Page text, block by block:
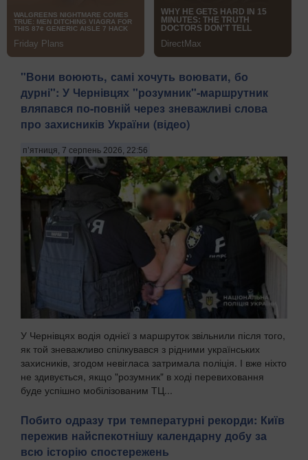
​"Вони воюють, самі хочуть воювати, бо
дурні": У Чернівцях "розумник"-маршрутник
вляпався по-повній через зневажливі слова
про захисників України (відео)
п’ятниця, 7 серпень 2026, 22:56
У Чернівцях водія однієї з маршруток звільнили після того,
як той зневажливо спілкувався з рідними українських
захисників, згодом невігласа затримала поліція. І вже ніхто
не здивується, якщо "розумник" в ході перевиховання
буде успішно мобілізованим ТЦ...
Побито одразу три температурні рекорди: Київ
пережив найспекотнішу календарну добу за
всю історію спостережень